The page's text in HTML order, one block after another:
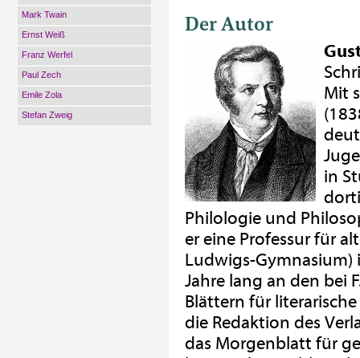
Mark Twain
Ernst Weiß
Franz Werfel
Paul Zech
Emile Zola
Stefan Zweig
Der Autor
Mit
in
Philologie und
er eine Professur für
Ludwigs-
Jahre lang an den bei
Blättern für
die Redaktion des
das Morgenblatt für